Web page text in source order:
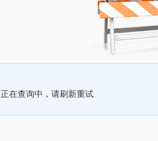
正在查询中，请刷新重试